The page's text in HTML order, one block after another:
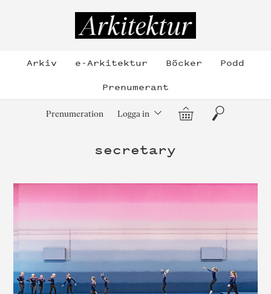
Arkiv e-Arkitektur Böcker
Podd
Prenumerant
Prenumeration Logga in Varukorg
Sök
secretary